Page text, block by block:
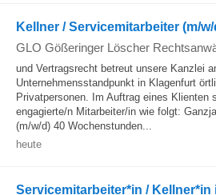
Kellner / Servicemitarbeiter (m/
GLO Gößeringer Löscher
und Vertragsrecht betreut unsere Kanzlei
Unternehmensstandpunkt in Klagenfurt
Privatpersonen. Im Auftrag eines Klienten
engagierte/n Mitarbeiter/in wie folgt:
(m/w/d) 40 Wochenstunden...
heute
Servicemitarbeiter*in / Kellner*in